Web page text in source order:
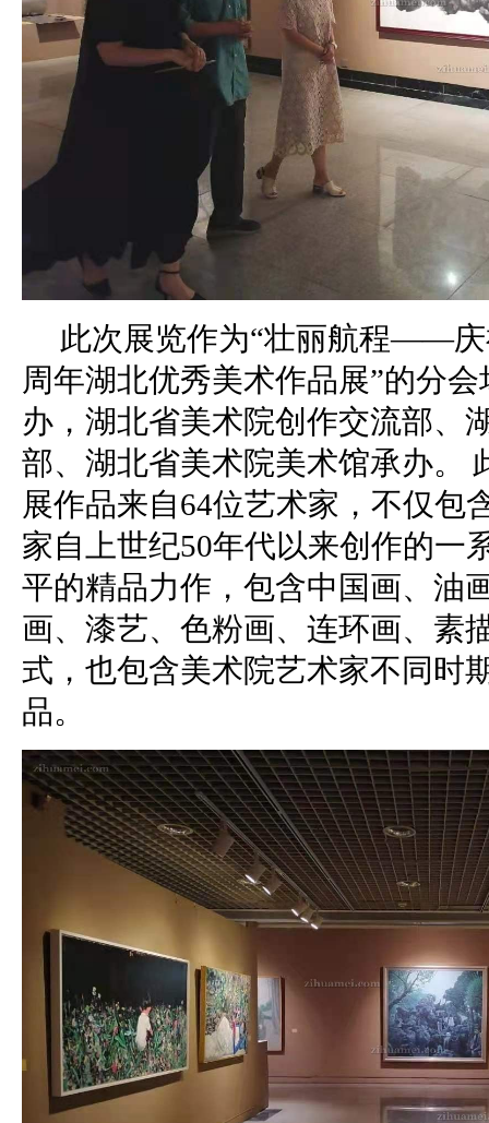
此次展览作为“壮丽航程——庆
周年湖北优秀美术作品展”的分
办，湖北省美术院创作交流部、
部、湖北省美术院美术馆承办。
展作品来自64位艺术家，不仅包
家自上世纪50年代以来创作的一
平的精品力作，包含中国画、油
画、漆艺、色粉画、连环画、素
式，也包含美术院艺术家不同时
品。